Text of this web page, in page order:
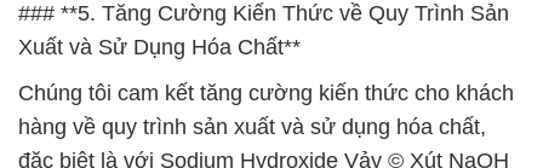
### **5. Tăng Cường Kiến Thức về Quy Trình Sản
Xuất và Sử Dụng Hóa Chất**
Chúng tôi cam kết tăng cường kiến thức cho khách
hàng về quy trình sản xuất và sử dụng hóa chất,
đặc biệt là với Sodium Hydroxide Vảy © Xút NaOH